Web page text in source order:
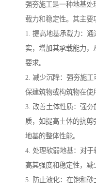
强夯施工是一种地基处
载力和稳定性。其主要
1. 提高地基承载力：
实，增加其承载能力
要求。
2. 减少沉降：强夯施
保建筑物或构筑物在使
3. 改善土体性质：强
质，如提高土体的抗
地基的整体性能。
4. 处理软弱地基：对
高其强度和稳定性，减
5. 防止液化：在饱和